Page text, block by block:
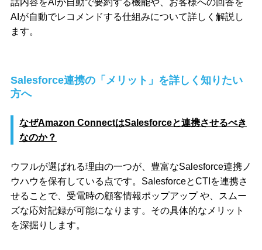
AIが自動でレコメンドする仕組みについて詳しく解説し
ます。
Salesforce連携の「メリット」を詳しく知りたい
方へ
なぜAmazon ConnectはSalesforceと連携させるべき
なのか？
ウフルが選ばれる理由の一つが、豊富なSalesforce連携ノ
ウハウを保有している点です。SalesforceとCTIを連携さ
せることで、受電時の顧客情報ポップアップ や、スムー
ズな応対記録が可能になります。その具体的なメリット
を深掘りします。